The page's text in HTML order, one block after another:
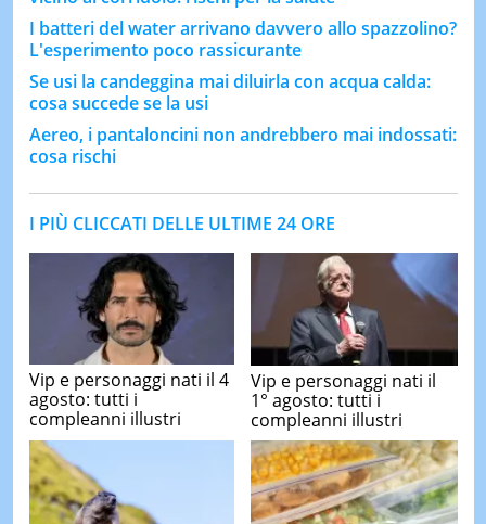
I batteri del water arrivano davvero allo spazzolino?
L'esperimento poco rassicurante
Se usi la candeggina mai diluirla con acqua calda:
cosa succede se la usi
Aereo, i pantaloncini non andrebbero mai indossati:
cosa rischi
I PIÙ CLICCATI DELLE ULTIME 24 ORE
Vip e personaggi nati il 4
agosto: tutti i
compleanni illustri
Vip e personaggi nati il
1° agosto: tutti i
compleanni illustri